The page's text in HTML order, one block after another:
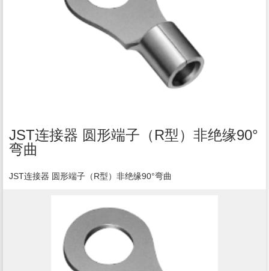
JST连接器 圆形端子（R型）非绝缘90°
弯曲
JST连接器 圆形端子（R型）非绝缘90°弯曲